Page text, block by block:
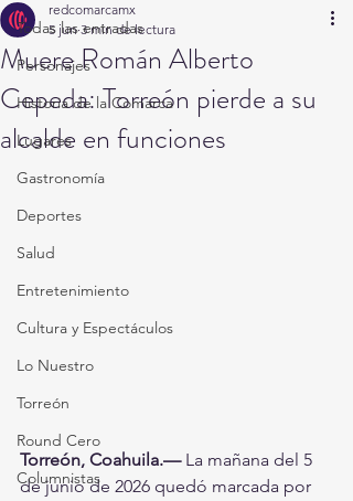
Todas las entradas
Personajes
Historia de la Comarca
Lugares
Gastronomía
Deportes
Salud
Entretenimiento
Cultura y Espectáculos
Lo Nuestro
Torreón
Round Cero
Columnistas
Muere Román Alberto
Cepeda: Torreón pierde a su
alcalde en funciones
redcomarcamx
5 jun 3 min de lectura
Torreón, Coahuila.— La mañana del 5
de junio de 2026 quedó marcada por